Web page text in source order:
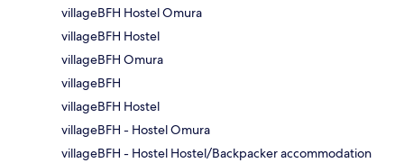
villageBFH Hostel Omura
villageBFH Hostel
villageBFH Omura
villageBFH
villageBFH Hostel
villageBFH - Hostel Omura
villageBFH - Hostel Hostel/Backpacker accommodation